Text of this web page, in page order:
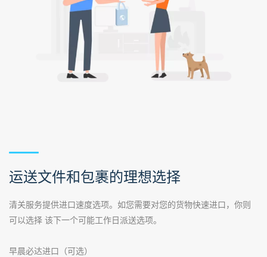
运送文件和包裹的理想选择
清关服务提供进口速度选项。如您需要对您的货物快速进口，你则
可以选择 该下一个可能工作日派送选项。
早晨必达进口（可选）